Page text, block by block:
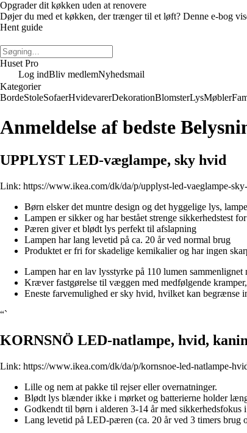
Opgrader dit køkken uden at renovere
Døjer du med et køkken, der trænger til et løft? Denne e-bog
Hent guide
Huset Pro
Log indBliv medlemNyhedsmail
Kategorier
BordeStoleSofaerHvidevarerDekorationBlomsterLysMøbler
Anmeldelse af bedste
UPPLYST LED-væglampe, sky hvid
Link: https://www.ikea.com/dk/da/p/upplyst-led-vaeglampe-
Børn elsker det muntre design og det hyggelige lys,
Lampen er sikker og har bestået strenge sikkerhedstest
Pæren giver et blødt lys perfekt til afslapning
Lampen har lang levetid på ca. 20 år ved normal brug
Produktet er fri for skadelige kemikalier og har ingen
Lampen har en lav lysstyrke på 110 lumen sammenlignet
Kræver fastgørelse til væggen med medfølgende
Eneste farvemulighed er sky hvid, hvilket kan begrænse
“`
KORNSNÖ LED-natlampe, hvid,
Link: https://www.ikea.com/dk/da/p/kornsnoe-led-natlampe-
Lille og nem at pakke til rejser eller overnatninger.
Blødt lys blænder ikke i mørket og batterierne holder
Godkendt til børn i alderen 3-14 år med sikkerhedsfokus
Lang levetid på LED-pæren (ca. 20 år ved 3 timers brug